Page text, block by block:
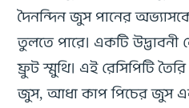
দৈনন্দিন জুস পানের
তুলতে পারে। একটি উদ্ভাবনী
ফ্রুট স্মুথি। এই রেসিপিটি
জুস, আধা কাপ পিচের জুস